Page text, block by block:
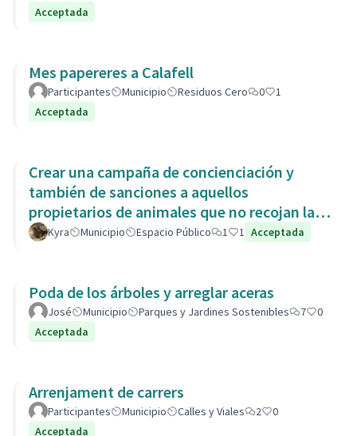
Acceptada
Mes papereres a Calafell
Participantes Municipio Residuos Cero 0
1
Acceptada
Crear una campaña de concienciación y
también de sanciones a aquellos
propietarios de animales que no recojan las
heces de las aceras. Es responsabili
Kyra Municipio Espacio Público 1 1 Acceptada
Poda de los árboles y arreglar aceras
José Municipio Parques y Jardines Sostenibles 7
0
Acceptada
Arrenjament de carrers
Participantes Municipio Calles y Viales 2
0
Acceptada